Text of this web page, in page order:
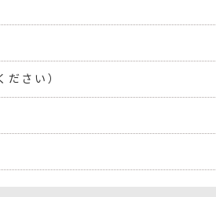
さい）